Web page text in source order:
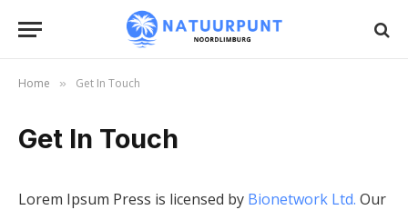
Home » Get In Touch
Get In Touch
Lorem Ipsum Press is licensed by Bionetwork Ltd. Our